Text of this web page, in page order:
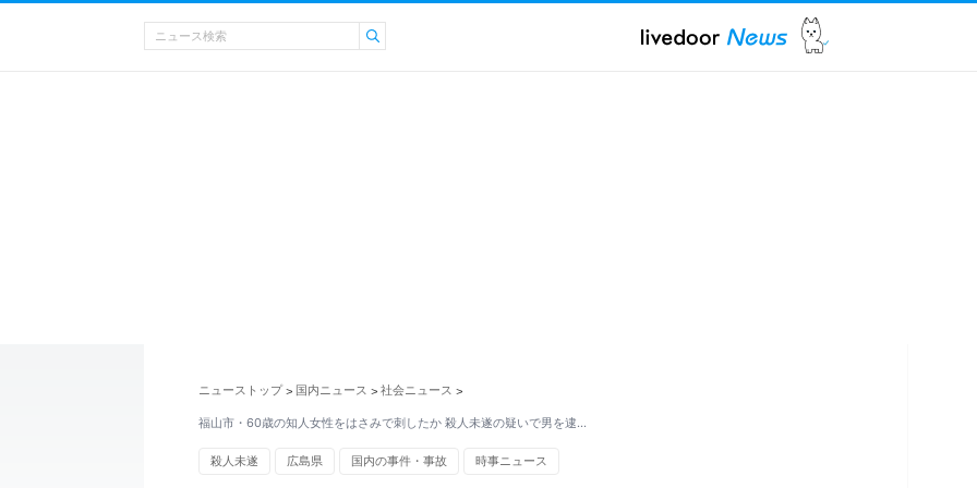
ニューストップ > 国内ニュース > 社会ニュース >
福山市・60歳の知人女性をはさみで刺したか 殺人未遂の疑いで男を逮…
殺人未遂 広島県 国内の事件・事故 時事ニュース